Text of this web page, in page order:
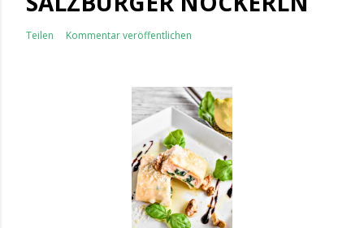
Teilen Kommentar veröffentlichen